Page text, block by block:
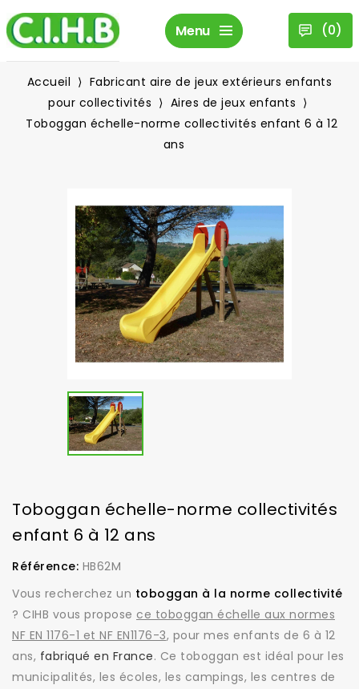
Menu (0)
Accueil
Fabricant aire de jeux extérieurs enfants
pour collectivités
Aires de jeux enfants
Toboggan échelle-norme collectivités enfant 6 à 12
ans
Toboggan échelle-norme collectivités
enfant 6 à 12 ans
Référence: HB62M
Vous recherchez un toboggan à la norme collectivité
? CIHB vous propose ce toboggan échelle aux normes
NF EN 1176-1 et NF EN1176-3, pour mes enfants de 6 à 12
ans, fabriqué en France. Ce toboggan est idéal pour les
municipalités, les écoles, les campings, les centres de